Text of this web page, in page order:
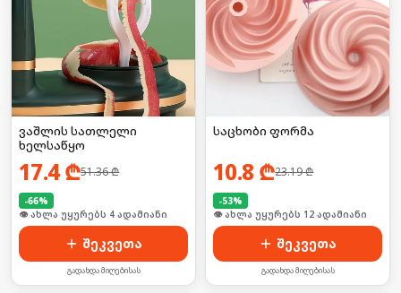
ვაშლის სათლელი
ხელსაწყო
17.4₾51.36₾
-66%
🛒 ბოლო 24სთ-ში იყიდა 28-მა
შეკვეთა
გადახდა მიღებისას
საცხობი ფორმა
10.8 ₾23.19₾
-53%
🛒 ბოლო 24სთ-ში იყიდა 21-მა
შეკვეთა
გადახდა მიღებისას